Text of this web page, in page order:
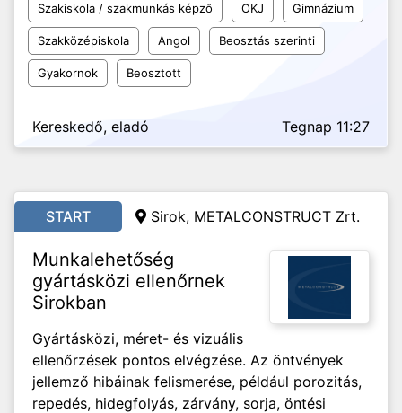
Szakiskola / szakmunkás képző OKJ Gimnázium
Szakközépiskola Angol Beosztás szerinti
Gyakornok Beosztott
Kereskedő, eladó Tegnap 11:27
START Sirok, METALCONSTRUCT Zrt.
Munkalehetőség
gyártásközi ellenőrnek
Sirokban
Gyártásközi, méret- és vizuális
ellenőrzések pontos elvégzése. Az öntvények
jellemző hibáinak felismerése, például porozitás,
repedés, hidegfolyás, zárvány, sorja, öntési